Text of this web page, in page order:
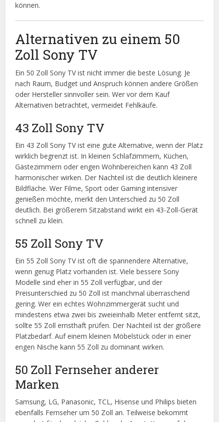
können.
Alternativen zu einem 50
Zoll Sony TV
Ein 50 Zoll Sony TV ist nicht immer die beste Lösung. Je
nach Raum, Budget und Anspruch können andere Größen
oder Hersteller sinnvoller sein. Wer vor dem Kauf
Alternativen betrachtet, vermeidet Fehlkäufe.
43 Zoll Sony TV
Ein 43 Zoll Sony TV ist eine gute Alternative, wenn der Platz
wirklich begrenzt ist. In kleinen Schlafzimmern, Küchen,
Gästezimmern oder engen Wohnbereichen kann 43 Zoll
harmonischer wirken. Der Nachteil ist die deutlich kleinere
Bildfläche. Wer Filme, Sport oder Gaming intensiver
genießen möchte, merkt den Unterschied zu 50 Zoll
deutlich. Bei größerem Sitzabstand wirkt ein 43-Zoll-Gerät
schnell zu klein.
55 Zoll Sony TV
Ein 55 Zoll Sony TV ist oft die spannendere Alternative,
wenn genug Platz vorhanden ist. Viele bessere Sony
Modelle sind eher in 55 Zoll verfügbar, und der
Preisunterschied zu 50 Zoll ist manchmal überraschend
gering. Wer ein echtes Wohnzimmergerät sucht und
mindestens etwa zwei bis zweieinhalb Meter entfernt sitzt,
sollte 55 Zoll ernsthaft prüfen. Der Nachteil ist der größere
Platzbedarf. Auf einem kleinen Möbelstück oder in einer
engen Nische kann 55 Zoll zu dominant wirken.
50 Zoll Fernseher anderer
Marken
Samsung, LG, Panasonic, TCL, Hisense und Philips bieten
ebenfalls Fernseher um 50 Zoll an. Teilweise bekommt